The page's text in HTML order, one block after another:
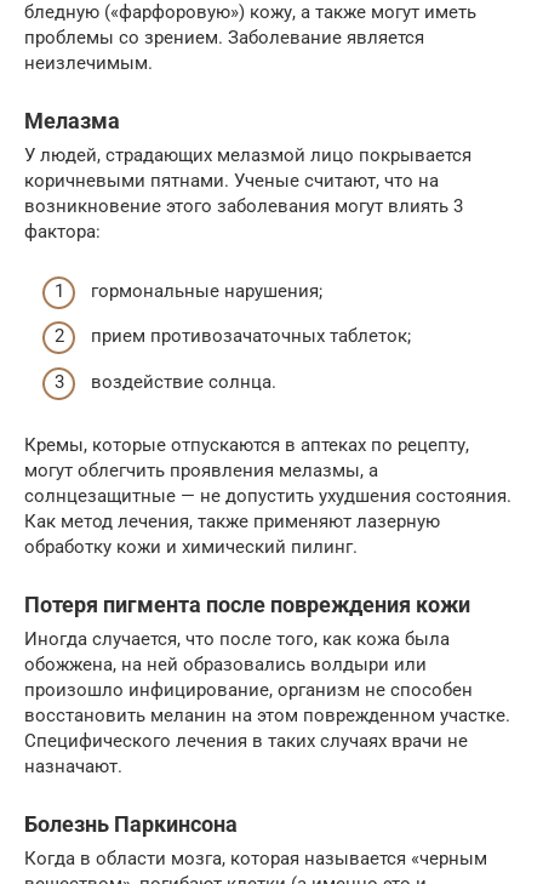
бледную («фарфоровую») кожу, а также могут иметь
проблемы со зрением. Заболевание является
неизлечимым.
Мелазма
У людей, страдающих мелазмой лицо покрывается
коричневыми пятнами. Ученые считают, что на
возникновение этого заболевания могут влиять 3
фактора:
гормональные нарушения;
прием противозачаточных таблеток;
воздействие солнца.
Кремы, которые отпускаются в аптеках по рецепту,
могут облегчить проявления мелазмы, а
солнцезащитные — не допустить ухудшения состояния.
Как метод лечения, также применяют лазерную
обработку кожи и химический пилинг.
Потеря пигмента после повреждения кожи
Иногда случается, что после того, как кожа была
обожжена, на ней образовались волдыри или
произошло инфицирование, организм не способен
восстановить меланин на этом поврежденном участке.
Специфического лечения в таких случаях врачи не
назначают.
Болезнь Паркинсона
Когда в области мозга, которая называется «черным